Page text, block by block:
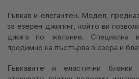
Гъвкав и елегантен. Модел,
за езерен джигинг, който ви
джига по желание. Специална
предимно на пъстърва в езера и
Гъвкавите и еластични